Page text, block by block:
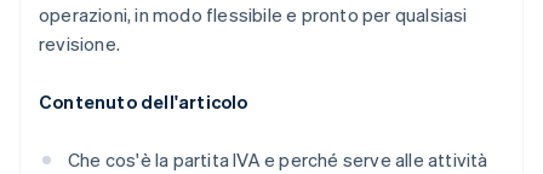
operazioni, in modo flessibile e pronto per qualsiasi
revisione.
Contenuto dell'articolo
Che cos'è la partita IVA e perché serve alle attività